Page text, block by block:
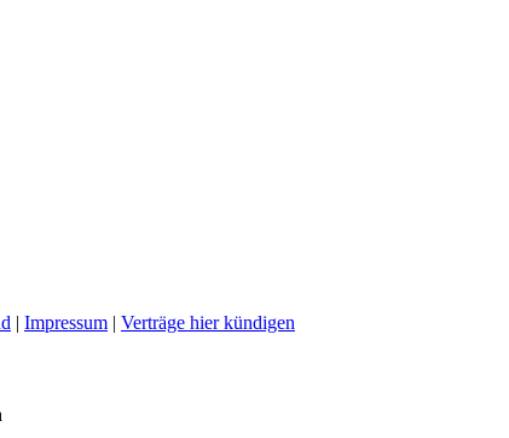
| Impressum | Verträge hier kündigen